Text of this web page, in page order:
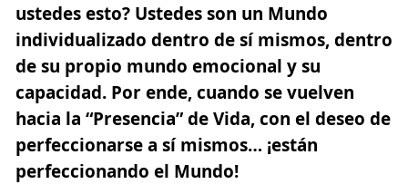
ustedes esto? Ustedes son un Mundo
individualizado dentro de sí mismos, dentro
de su propio mundo emocional y su
capacidad. Por ende, cuando se vuelven
hacia la “Presencia” de Vida, con el deseo de
perfeccionarse a sí mismos… ¡están
perfeccionando el Mundo!